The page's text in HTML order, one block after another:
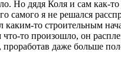
Но дядя Коля и сам как-
самого я не решался
каким-то строительным
то произошло, он
даже больше